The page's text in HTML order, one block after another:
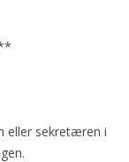
eller sekretæren i